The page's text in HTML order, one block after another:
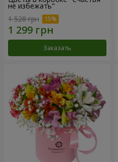
не избежать"
1 528 грн
Заказать